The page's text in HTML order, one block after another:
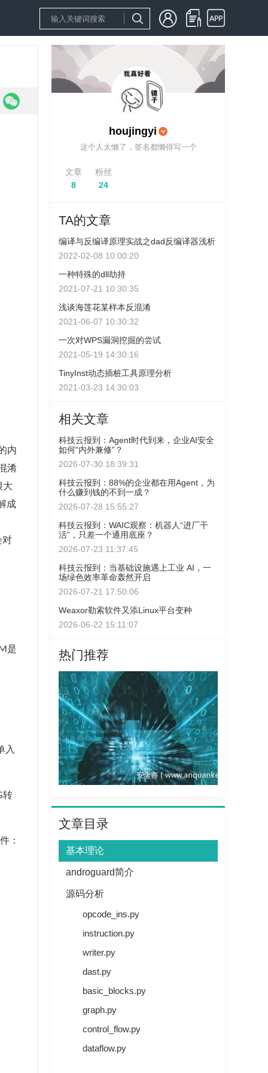
内
淆
大
成
对
是
入
转
：
houjingyi
这个人太懒了，签名都懒得写一个
文章
8
粉丝
24
TA的文章
编译与反编译原理实战之dad反编译器浅析
2022-02-08 10:00:20
一种特殊的dll劫持
2021-07-21 10:30:35
浅谈海莲花某样本反混淆
2021-06-07 10:30:32
一次对WPS漏洞挖掘的尝试
2021-05-19 14:30:16
TinyInst动态插桩工具原理分析
2021-03-23 14:30:03
相关文章
科技云报到：Agent时代到来，企业AI安全
如何“内外兼修”？
2026-07-30 18:39:31
科技云报到：88%的企业都在用Agent，为
什么赚到钱的不到一成？
2026-07-28 15:55:27
科技云报到：WAIC观察：机器人“进厂干
活”，只差一个通用底座？
2026-07-23 11:37:45
科技云报到：当基础设施遇上工业 AI，一
场绿色效率革命轰然开启
2026-07-21 17:50:06
Weaxor勒索软件又添Linux平台变种
2026-06-22 15:11:07
热门推荐
文章目录
基本理论
androguard简介
源码分析
opcode_ins.py
instruction.py
writer.py
dast.py
basic_blocks.py
graph.py
control_flow.py
dataflow.py